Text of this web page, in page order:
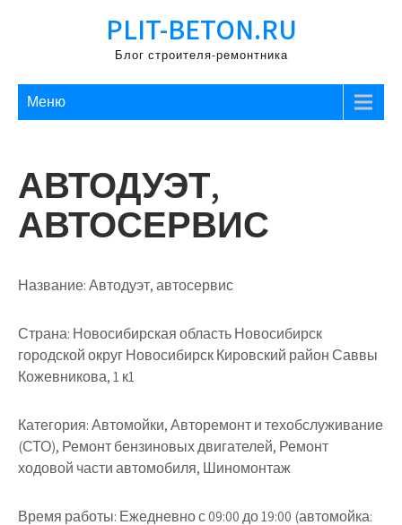
PLIT-BETON.RU
Блог строителя-ремонтника
Меню
АВТОДУЭТ,
АВТОСЕРВИС
Название:Автодуэт, автосервис
Страна: Новосибирская область Новосибирск
городской округ Новосибирск Кировский район Саввы
Кожевникова, 1 к1
Категория:Автомойки, Авторемонт и техобслуживание
(СТО), Ремонт бензиновых двигателей, Ремонт
ходовой части автомобиля, Шиномонтаж
Время работы: Ежедневно с 09:00 до 19:00 (автомойка: